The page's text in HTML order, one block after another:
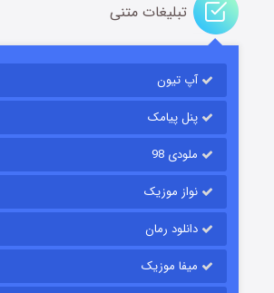
مردگان متحرک: شهر مرده ۳
تبلیغات متنی
آپ تیون
پنل پیامک
ملودی 98
نواز موزیک
دانلود رمان
میفا موزیک